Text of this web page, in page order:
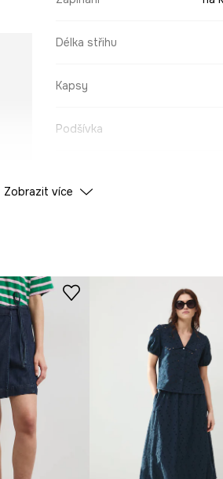
Délka střihu
Kapsy
Podšívka
ÚDAJE O VÝROBKU
ID produktu
Zobrazit více